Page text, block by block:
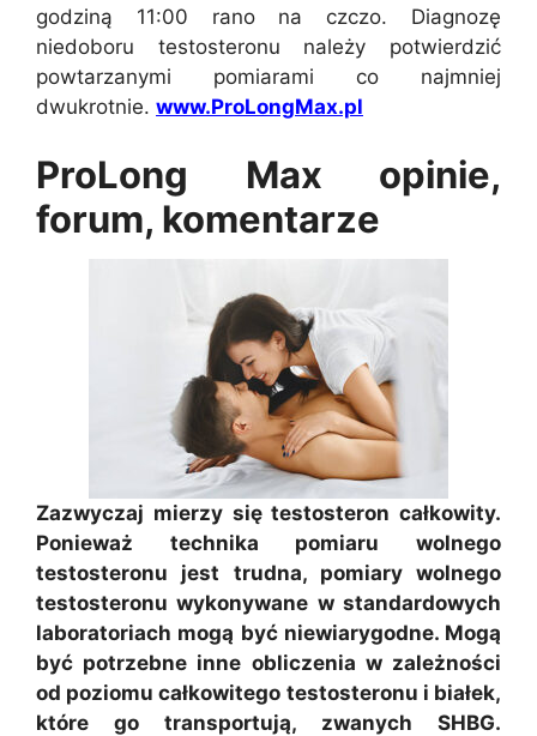
godziną 11:00 rano na czczo. Diagnozę
niedoboru testosteronu należy potwierdzić
powtarzanymi pomiarami co najmniej
dwukrotnie. www.ProLongMax.pl
ProLong Max opinie,
forum, komentarze
Zazwyczaj mierzy się testosteron całkowity.
Ponieważ technika pomiaru wolnego
testosteronu jest trudna, pomiary wolnego
testosteronu wykonywane w standardowych
laboratoriach mogą być niewiarygodne. Mogą
być potrzebne inne obliczenia w zależności
od poziomu całkowitego testosteronu i białek,
które go transportują, zwanych SHBG.